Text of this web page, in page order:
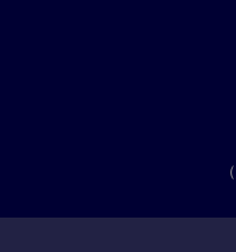
（